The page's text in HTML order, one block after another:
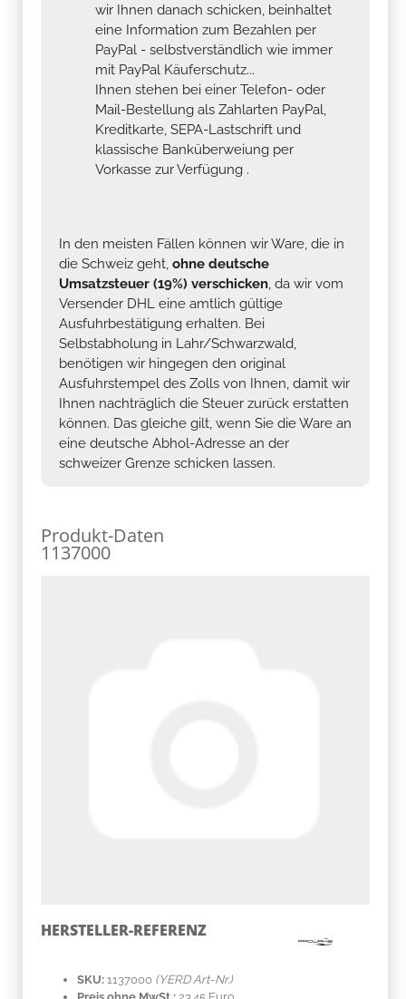
wir Ihnen danach schicken, beinhaltet
eine Information zum Bezahlen per
PayPal - selbstverständlich wie immer
mit PayPal Käuferschutz...
Ihnen stehen bei einer Telefon- oder
Mail-Bestellung als Zahlarten PayPal,
Kreditkarte, SEPA-Lastschrift und
klassische Banküberweiung per
Vorkasse zur Verfügung .
In den meisten Fällen können wir Ware, die in
die Schweiz geht, ohne deutsche
Umsatzsteuer (19%) verschicken, da wir vom
Versender DHL eine amtlich gültige
Ausfuhrbestätigung erhalten. Bei
Selbstabholung in Lahr/Schwarzwald,
benötigen wir hingegen den original
Ausfuhrstempel des Zolls von Ihnen, damit wir
Ihnen nachträglich die Steuer zurück erstatten
können. Das gleiche gilt, wenn Sie die Ware an
eine deutsche Abhol-Adresse an der
schweizer Grenze schicken lassen.
Produkt-Daten
1137000
HERSTELLER-REFERENZ
SKU: 1137000 (YERD Art-Nr.)